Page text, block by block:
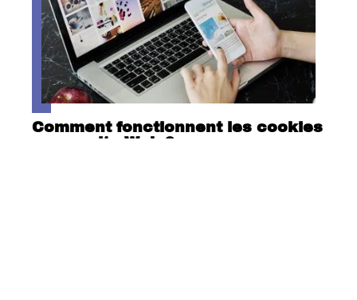
Comment fonctionnent les cookies
sur un site Web ?